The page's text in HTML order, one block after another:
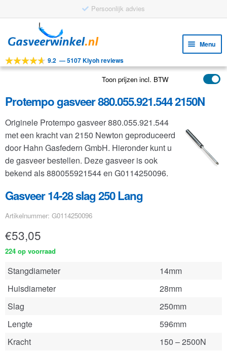
Persoonlijk advies
door
navigatie
naar
inhoud
Menu
Tools
Toepassingen
Klantenservice
FAQ
9.2 —5107 Kiyoh reviews
Toon prijzen incl. BTW
Protempo gasveer 880.055.921.544 2150N
Originele Protempo gasveer 880.055.921.544
met een kracht van 2150 Newton geproduceerd
door Hahn Gasfedern GmbH. Hieronder kunt u
de gasveer bestellen. Deze gasveer is ook
bekend als 880055921544 en G0114250096.
Gasveer 14-28 slag 250 Lang
Artikelnummer: G0114250096
€53,05
224 op voorraad
Stangdiameter
14mm
Huisdiameter
28mm
Slag
250mm
Lengte
596mm
Kracht
150 – 2500N